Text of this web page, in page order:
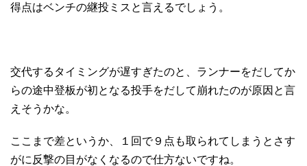
得点はベンチの継投ミスと言えるでしょう。
交代するタイミングが遅すぎたのと、ランナーをだしてか
らの途中登板が初となる投手をだして崩れたのが原因と言
えそうかな。
ここまで差というか、１回で９点も取られてしまうとさす
がに反撃の目がなくなるので仕方ないですね。